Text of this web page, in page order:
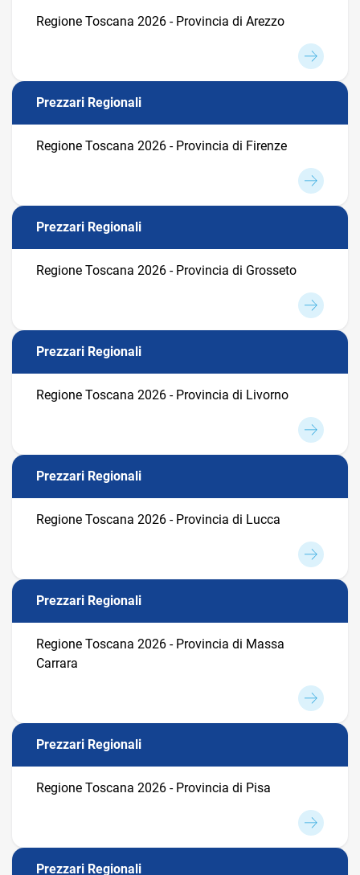
Regione Toscana 2026 - Provincia di Arezzo
Prezzari Regionali
Regione Toscana 2026 - Provincia di Firenze
Prezzari Regionali
Regione Toscana 2026 - Provincia di Grosseto
Prezzari Regionali
Regione Toscana 2026 - Provincia di Livorno
Prezzari Regionali
Regione Toscana 2026 - Provincia di Lucca
Prezzari Regionali
Regione Toscana 2026 - Provincia di Massa
Carrara
Prezzari Regionali
Regione Toscana 2026 - Provincia di Pisa
Prezzari Regionali